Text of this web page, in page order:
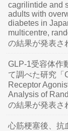
cagrilintide and
adults with
diabetes in
multicentre,
の結果が発表さ
GLP-1受容体作
て調べた研究「
Receptor
Analysis of
の結果が発表さ
心筋梗塞後、抗